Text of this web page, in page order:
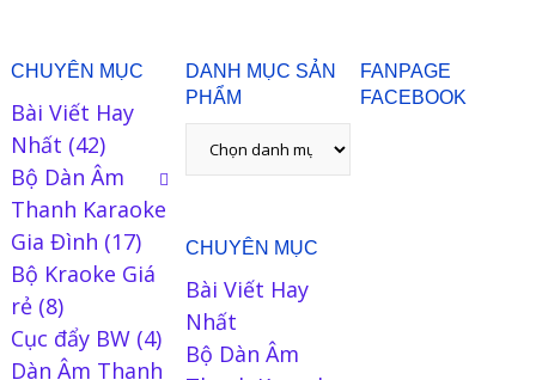
CHUYÊN MỤC
Bài Viết Hay
Nhất (42)
Bộ Dàn Âm
Thanh Karaoke
Gia Đình (17)
Bộ Kraoke Giá
rẻ(8)
Cục đẩy BW(4)
Dàn Âm Thanh
DANH MỤC SẢN
PHẨM
CHUYÊN MỤC
Bài Viết Hay
Nhất
Bộ Dàn Âm
FANPAGE
FACEBOOK